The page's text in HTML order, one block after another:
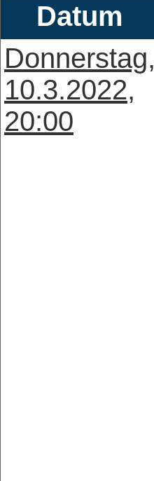
Datum
Donnerstag,
10.3.2022,
20:00